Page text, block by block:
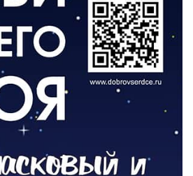
народов»
экотропе